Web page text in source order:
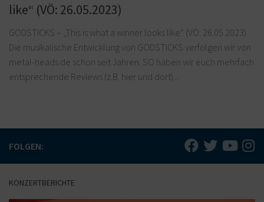
like“ (VÖ: 26.05.2023)
GODSTICKS – „This is what a winner looks like“ (VÖ: 26.05.2023)
Die musikalische Entwicklung von GODSTICKS verfolgen wir von
metal-heads.de schon seit Jahren. SO haben wir euch mehrfach
entsprechende Reviews (z.B. hier und dort)...
FOLGEN:
KONZERTBERICHTE